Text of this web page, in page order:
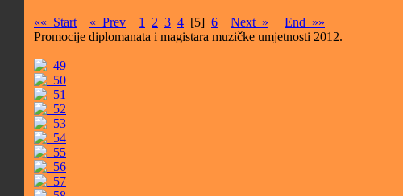
«« Start « Prev 1 2 3 4 [5] 6 Next »
End »»
Promocije diplomanata i magistara muzičke umjetnosti 2012.